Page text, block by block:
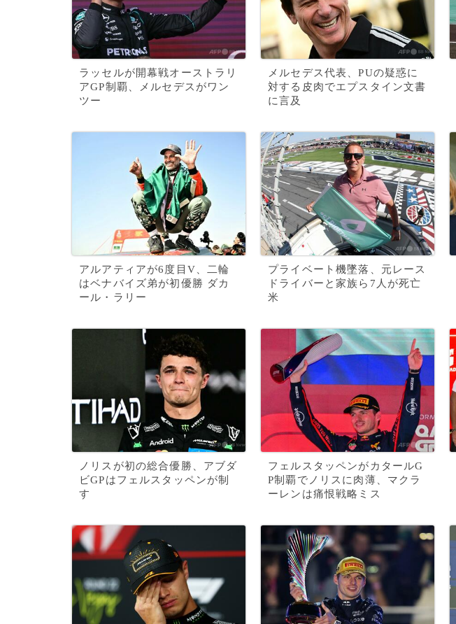
ラッセルが開幕戦オーストラリ
アGP制覇、メルセデスがワン
ツー
メルセデス代表、PUの疑惑に
対する皮肉でエプスタイン文書
に言及
アルアティアが6度目V、二輪
はベナバイズ弟が初優勝 ダカ
ール・ラリー
プライベート機墜落、元レース
ドライバーと家族ら7人が死亡
米
ノリスが初の総合優勝、アブダ
ビGPはフェルスタッペンが制
す
フェルスタッペンがカタールG
P制覇でノリスに肉薄、マクラ
ーレンは痛恨戦略ミス